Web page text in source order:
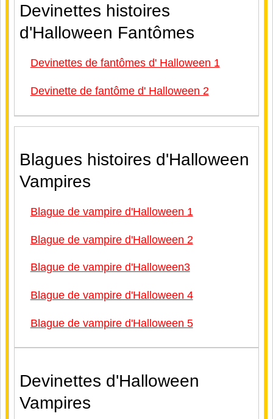
Devinettes histoires
d'Halloween Fantômes
Devinettes de fantômes d' Halloween 1
Devinette de fantôme d' Halloween 2
Blagues histoires d'Halloween
Vampires
Blague de vampire d'Halloween 1
Blague de vampire d'Halloween 2
Blague de vampire d'Halloween3
Blague de vampire d'Halloween 4
Blague de vampire d'Halloween 5
Devinettes d'Halloween
Vampires